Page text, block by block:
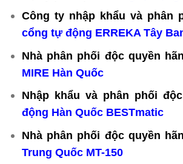
Công ty nhập khẩu và phân
cổng tự động ERREKA Tây
Nhà phân phối độc quyền
MIRE Hàn Quốc
Nhập khẩu và phân phối
động Hàn Quốc BESTmatic
Nhà phân phối độc quyền
Trung Quốc MT-150